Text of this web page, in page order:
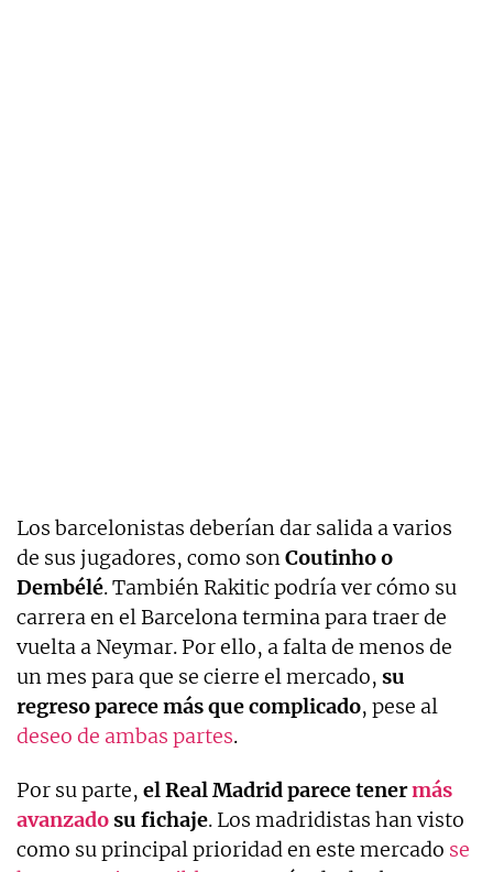
Los barcelonistas deberían dar salida a varios
de sus jugadores, como sonCoutinho o
Dembélé. También Rakitic podría ver cómo su
carrera en el Barcelona termina para traer de
vuelta a Neymar. Por ello, a falta de menos de
un mes para que se cierre el mercado, su
regreso parece más que complicado, pese al
deseo de ambas partes.
Por su parte, el Real Madrid parece tenermás
avanzadosu fichaje. Los madridistas han visto
como su principal prioridad en este mercado se